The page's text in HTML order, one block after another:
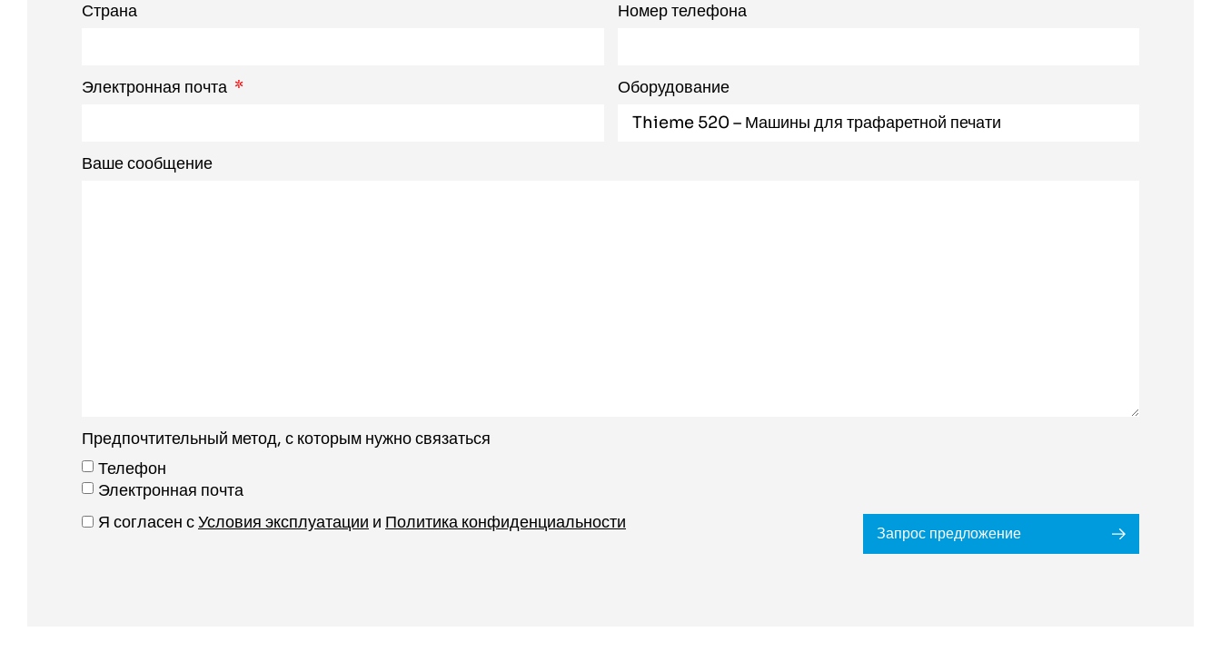
Страна Номер телефона
Электронная почта Оборудование
Ваше сообщение
Предпочтительный метод, с которым нужно связаться
Телефон
Электронная почта
Я согласен сУсловия эксплуатации и Политика конфиденциальности
Запрос предложение